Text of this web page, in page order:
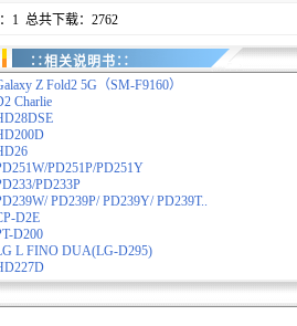
1 总共下载：2762
∷相关说明书∷
Z Fold2 5G（SM-F9160）
Charlie
PD251P/PD251Y
PD233P
PD239P/ PD239Y/ PD239T..
D2E
D200
L FINO DUA(LG-D295)